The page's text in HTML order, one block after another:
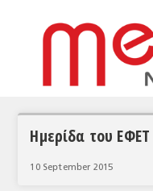
Ημερίδα του
10 September 2015